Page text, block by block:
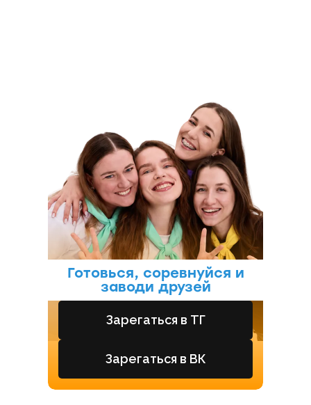
Готовься, соревнуйся и
заводи друзей
Зарегаться в ТГ
Зарегаться в ВК